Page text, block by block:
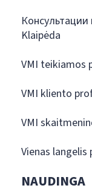
Klaipėda
VMI teikiamos
VMI kliento
VMI
Vienas
NAUDINGA